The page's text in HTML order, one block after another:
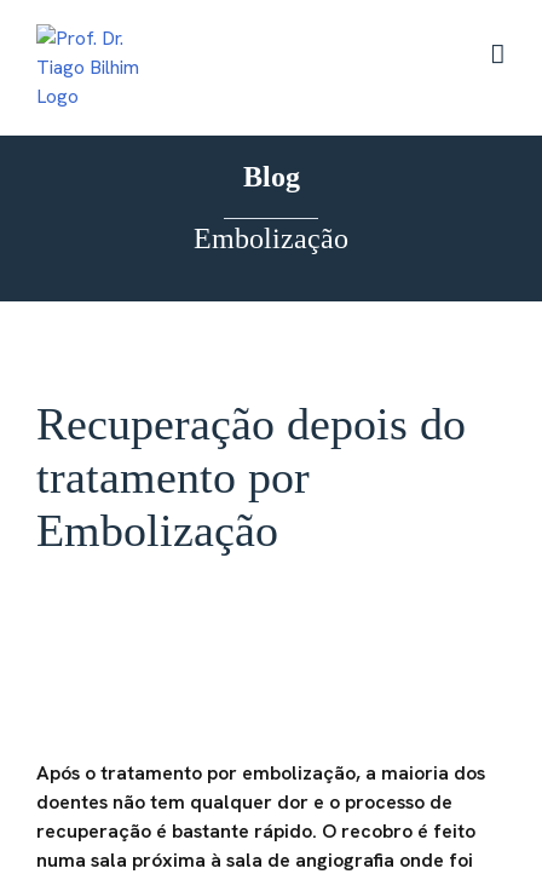
content
Blog
Embolização
Recuperação depois do
tratamento por
Embolização
Após o tratamento por embolização, a maioria dos
doentes não tem qualquer dor e o processo de
recuperação é bastante rápido. O recobro é feito
numa sala próxima à sala de angiografia onde foi